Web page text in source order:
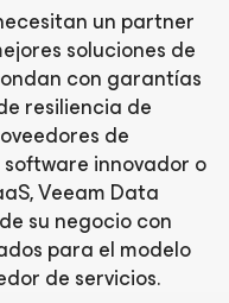
un partner
soluciones de
con garantías
resiliencia de
de
innovador o
Veeam Data
su negocio con
para el modelo
de servicios.